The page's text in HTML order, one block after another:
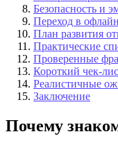
Безопасность и
Переход в
План развития
Практические
Проверенные
Короткий чек-
Реалистичные
Заключение
Почему